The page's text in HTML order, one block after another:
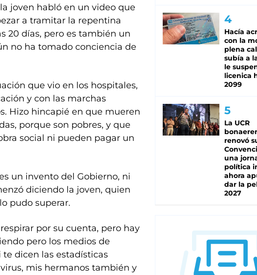
joven habló en un video que
a tramitar la repentina
20 días, pero es también un
no ha tomado conciencia de
que vio en los hospitales,
y con las marchas
Hizo hincapié en que mueren
porque son pobres, y que
social ni pueden pagar un
un invento del Gobierno, ni
diciendo la joven, quien
pudo superar.
por su cuenta, pero hay
pero los medios de
dicen las estadísticas
mis hermanos también y
Hacía
con la
plena
subía a
le
licenica
2099
La UCR
renovó
una
política
ahora
dar la
2027